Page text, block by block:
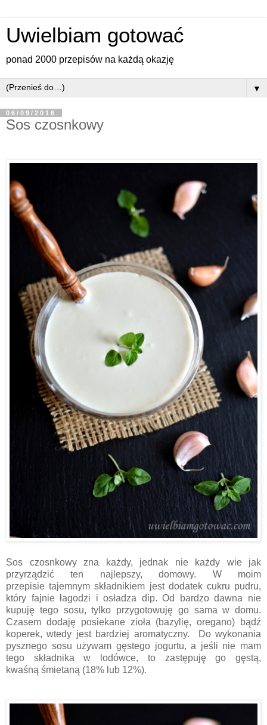
Uwielbiam gotować
ponad 2000 przepisów na każdą okazję
▼
06/09/2016
Sos czosnkowy
Sos czosnkowy zna każdy, jednak nie każdy wie jak
przyrządzić ten najlepszy, domowy. W moim
przepisie tajemnym składnikiem jest dodatek cukru pudru,
który fajnie łagodzi i osładza dip. Od bardzodawna nie
kupuję tego sosu, tylko przygotowuję go sama w domu.
Czasem dodaję posiekane zioła (bazylię, oregano) bądź
koperek, wtedy jest bardziej aromatyczny. Do wykonania
pysznego sosu używam gęstego jogurtu, a jeśli nie mam
tego składnika w lodówce, to zastępuję go gęstą,
kwaśną śmietaną (18% lub 12%).